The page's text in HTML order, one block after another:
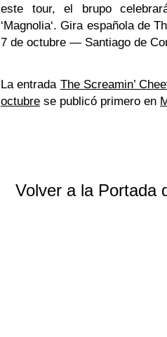
este tour, el brupo
‘Magnolia‘. Gira española de
7 de octubre — Santiago de
La entrada The Screamin’
octubre se publicó primero en
Volver a la Portada